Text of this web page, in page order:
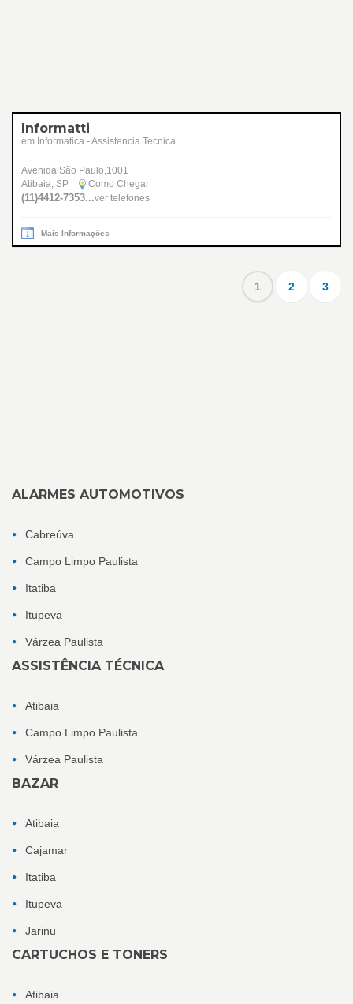
Informatti
em Informatica - Assistencia Tecnica
Avenida São Paulo,1001
Atibaia, SP
Como Chegar
(11)4412-7353...ver telefones
Mais Informações
1 2 3
ALARMES AUTOMOTIVOS
Cabreúva
Campo Limpo Paulista
Itatiba
Itupeva
Várzea Paulista
ASSISTÊNCIA TÉCNICA
Atibaia
Campo Limpo Paulista
Várzea Paulista
BAZAR
Atibaia
Cajamar
Itatiba
Itupeva
Jarinu
CARTUCHOS E TONERS
Atibaia